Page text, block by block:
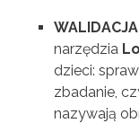
WALIDACJA
narzędzia
dzieci:
zbadanie,
nazywają